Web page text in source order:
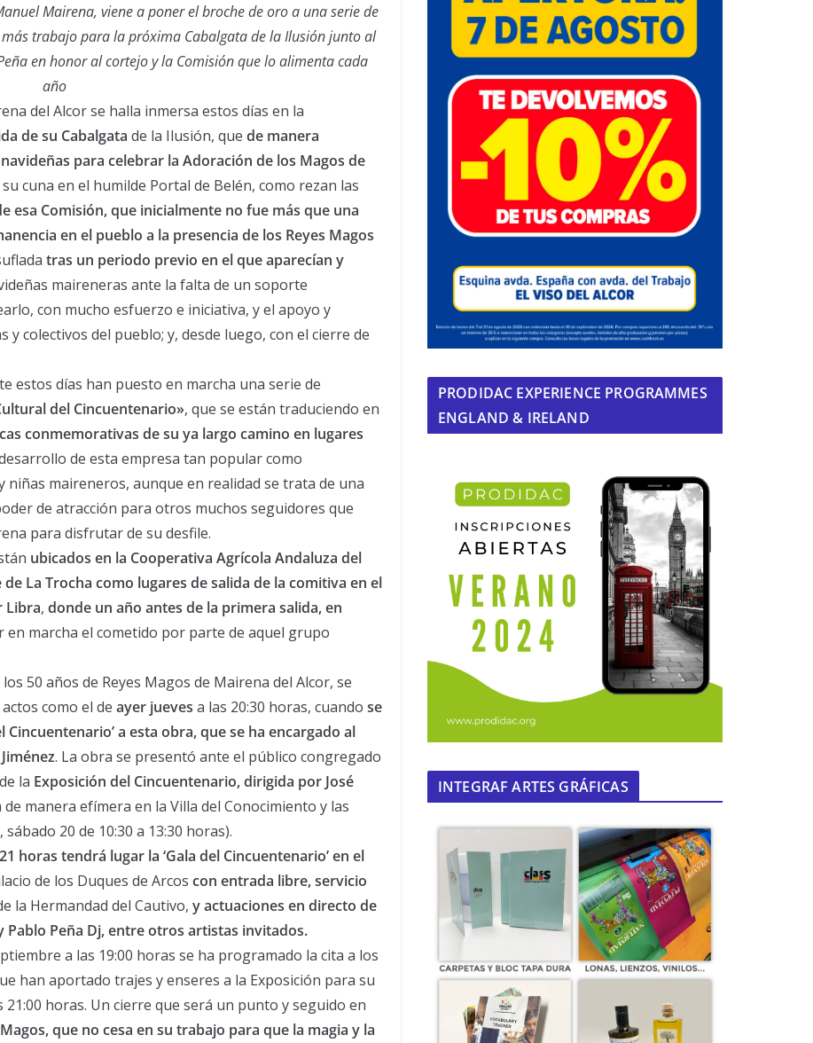
Mairena, viene a poner el broche de oro a una serie de
trabajo para la próxima Cabalgata de la Ilusión junto al
en honor al cortejo y la Comisión que lo alimenta cada
año
del Alcor se halla inmersa estos días en la
de su Cabalgata de la Ilusión, que de manera
para celebrar la Adoración de los Magos de
cuna en el humilde Portal de Belén, como rezan las
esa Comisión, que inicialmente no fue más que una
en el pueblo a la presencia de los Reyes Magos
tras un periodo previo en el que aparecían y
maireneras ante la falta de un soporte
con mucho esfuerzo e iniciativa, y el apoyo y
colectivos del pueblo; y, desde luego, con el cierre de
estos días han puesto en marcha una serie de
del Cincuentenario», que se están traduciendo en
conmemorativas de su ya largo camino en lugares
de esta empresa tan popular como
maireneros, aunque en realidad se trata de una
de atracción para otros muchos seguidores que
para disfrutar de su desfile.
ubicados en la Cooperativa Agrícola Andaluza del
La Trocha como lugares de salida de la comitiva en el
Libra, donde un año antes de la primera salida, en
en marcha el cometido por parte de aquel grupo
50 años de Reyes Magos de Mairena del Alcor, se
como el de ayer jueves a las 20:30 horas, cuando se
a esta obra, que se ha encargado al
Jiménez. La obra se presentó ante el público congregado
la Exposición del Cincuentenario, dirigida por José
manera efímera en la Villa del Conocimiento y las
20 de 10:30 a 13:30 horas).
horas tendrá lugar la ‘Gala del Cincuentenario’ en el
de los Duques de Arcos con entrada libre, servicio
la Hermandad del Cautivo, y actuaciones en directo de
Pablo Peña Dj, entre otros artistas invitados.
a las 19:00 horas se ha programado la cita a los
han aportado trajes y enseres a la Exposición para su
21:00 horas. Un cierre que será un punto y seguido en
que no cesa en su trabajo para que la magia y la
PRODIDAC EXPERIENCE PROGRAMMES
ENGLAND & IRELAND
INTEGRAF ARTES GRÁFICAS